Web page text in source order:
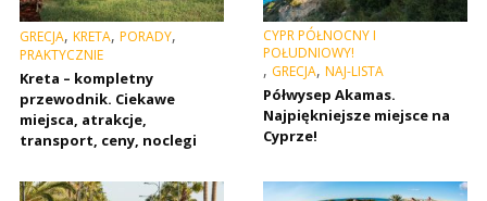
GRECJA, KRETA, PORADY,
PRAKTYCZNIE
Kreta – kompletny
przewodnik. Ciekawe
miejsca, atrakcje,
transport, ceny, noclegi
CYPR PÓŁNOCNY I
POŁUDNIOWY!
, GRECJA, NAJ-LISTA
Półwysep Akamas.
Najpiękniejsze miejsce na
Cyprze!